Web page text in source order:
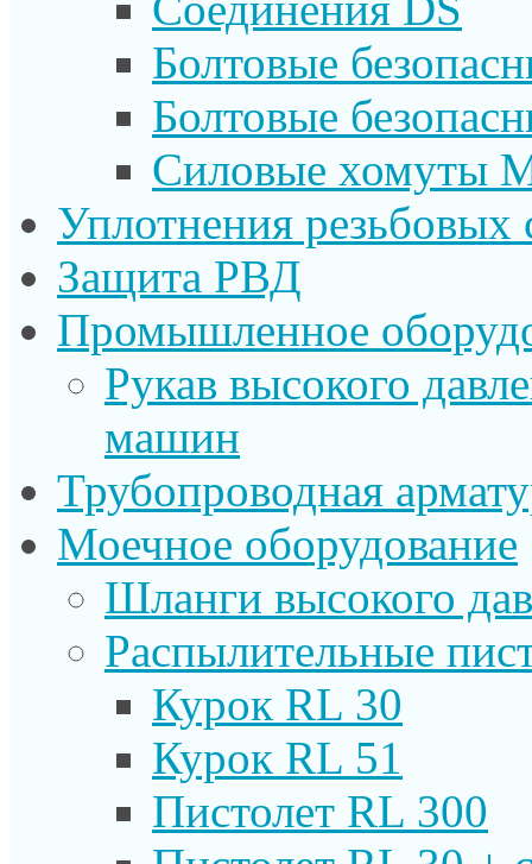
Болтовые
Болтовые
Силовые хомуты
Уплотнения резьбовых
Защита РВД
Промышленное
Рукав высокого
машин
Трубопроводная
Моечное оборудование
Шланги высокого
Распылительные
Курок RL 30
Курок RL 51
Пистолет RL 300